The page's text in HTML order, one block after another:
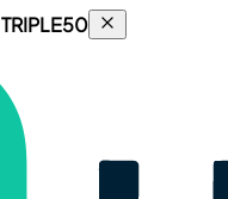
TRIPLE50